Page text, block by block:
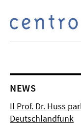
NEWS
Il Prof. Dr. Huss
Deutschlandfunk